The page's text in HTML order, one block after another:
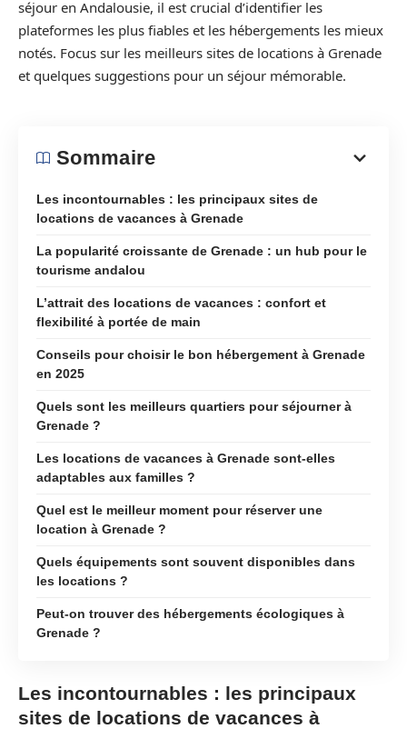
séjour en Andalousie, il est crucial d’identifier les
plateformes les plus fiables et les hébergements les mieux
notés. Focus sur les meilleurs sites de locations à Grenade
et quelques suggestions pour un séjour mémorable.
Sommaire
Les incontournables : les principaux sites de
locations de vacances à Grenade
La popularité croissante de Grenade : un hub pour le
tourisme andalou
L’attrait des locations de vacances : confort et
flexibilité à portée de main
Conseils pour choisir le bon hébergement à Grenade
en 2025
Quels sont les meilleurs quartiers pour séjourner à
Grenade ?
Les locations de vacances à Grenade sont-elles
adaptables aux familles ?
Quel est le meilleur moment pour réserver une
location à Grenade ?
Quels équipements sont souvent disponibles dans
les locations ?
Peut-on trouver des hébergements écologiques à
Grenade ?
Les incontournables : les principaux
sites de locations de vacances à